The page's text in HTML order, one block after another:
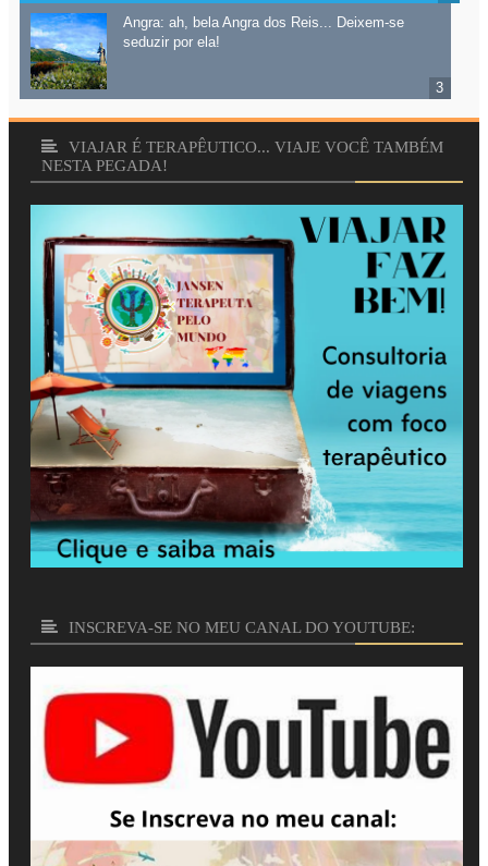
Angra: ah, bela Angra dos Reis... Deixem-se
seduzir por ela!
VIAJAR É TERAPÊUTICO... VIAJE VOCÊ TAMBÉM
NESTA PEGADA!
INSCREVA-SE NO MEU CANAL DO YOUTUBE: